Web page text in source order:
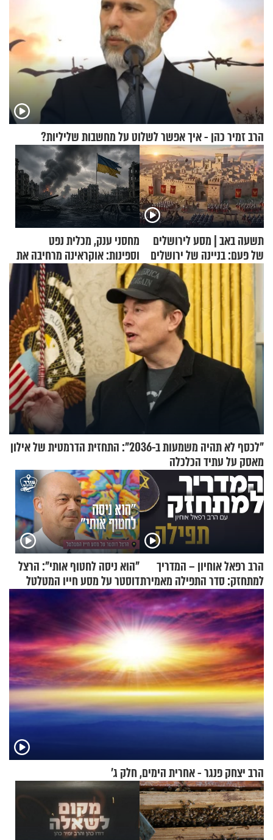
הרב זמיר כהן - איך אפשר לשלוט על מחשבות שליליות?
תשעה באב | מסע לירושלים
של פעם: בניינה של ירושלים
מחסני ענק, מכלית נפט
וספינות: אוקראינה מרחיבה את
התקיפות בעומק רוסיה
"לכסף לא תהיה משמעות ב-2036": התחזית הדרמטית של אילון
מאסק על עתיד הכלכלה
הרב רפאל אוחיון – המדריך
למתחזק: סדר התפילה מאמירת
הקורבנות ועד קריאת שמע
"הוא ניסה לחטוף אותי": הרצל
דוסטר על מסע חייו המטלטל
הרב יצחק פנגר - אחרית הימים, חלק ג’